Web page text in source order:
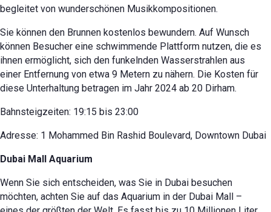
begleitet von wunderschönen Musikkompositionen.
Sie können den Brunnen kostenlos bewundern. Auf Wunsch
können Besucher eine schwimmende Plattform nutzen, die es
ihnen ermöglicht, sich den funkelnden Wasserstrahlen aus
einer Entfernung von etwa 9 Metern zu nähern. Die Kosten für
diese Unterhaltung betragen im Jahr 2024 ab 20 Dirham.
Bahnsteigzeiten: 19:15 bis 23:00
Adresse: 1 Mohammed Bin Rashid Boulevard, Downtown Dubai
Dubai Mall Aquarium
Wenn Sie sich entscheiden, was Sie in Dubai besuchen
möchten, achten Sie auf das Aquarium in der Dubai Mall –